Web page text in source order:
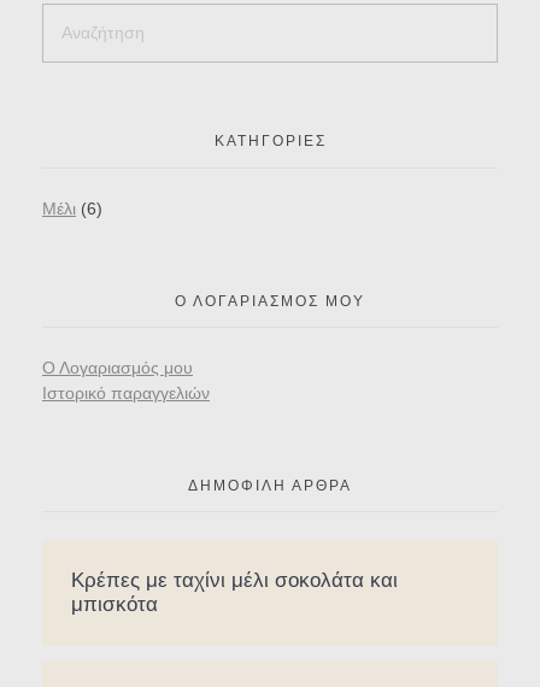
ΚΑΤΗΓΟΡΊΕΣ
Mέλι (6)
Ο ΛΟΓΑΡΙΑΣΜΌΣ ΜΟΥ
Ο Λογαριασμός μου
Ιστορικό παραγγελιών
ΔΗΜΟΦΙΛΉ ΆΡΘΡΑ
Κρέπες με ταχίνι μέλι σοκολάτα και
μπισκότα